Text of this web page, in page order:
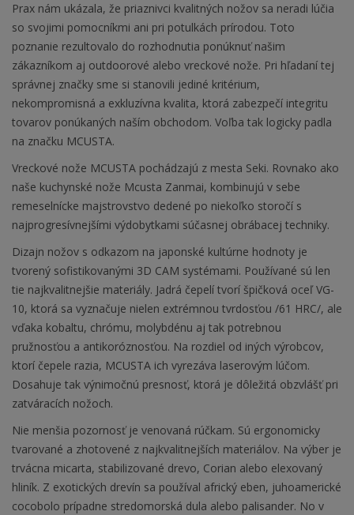
Prax nám ukázala, že priaznivci kvalitných nožov sa neradi lúčia
so svojimi pomocníkmi ani pri potulkách prírodou. Toto
poznanie rezultovalo do rozhodnutia ponúknuť našim
zákazníkom aj outdoorové alebo vreckové nože. Pri hľadaní tej
správnej značky sme si stanovili jediné kritérium,
nekompromisná a exkluzívna kvalita, ktorá zabezpečí integritu
tovarov ponúkaných naším obchodom. Voľba tak logicky padla
na značku MCUSTA.
Vreckové nože MCUSTA pochádzajú z mesta Seki. Rovnako ako
naše kuchynské nože Mcusta Zanmai, kombinujú v sebe
remeselnícke majstrovstvo dedené po niekoľko storočí s
najprogresívnejšími výdobytkami súčasnej obrábacej techniky.
Dizajn nožov s odkazom na japonské kultúrne hodnoty je
tvorený sofistikovanými 3D CAM systémami. Používané sú len
tie najkvalitnejšie materiály. Jadrá čepelí tvorí špičková oceľ VG-
10, ktorá sa vyznačuje nielen extrémnou tvrdosťou /61 HRC/, ale
vďaka kobaltu, chrómu, molybdénu aj tak potrebnou
pružnosťou a antikoróznosťou. Na rozdiel od iných výrobcov,
ktorí čepele razia, MCUSTA ich vyrezáva laserovým lúčom.
Dosahuje tak výnimočnú presnosť, ktorá je dôležitá obzvlášť pri
zatváracích nožoch.
Nie menšia pozornosť je venovaná rúčkam. Sú ergonomicky
tvarované a zhotovené z najkvalitnejších materiálov. Na výber je
trvácna micarta, stabilizované drevo, Corian alebo elexovaný
hliník. Z exotických drevín sa používal africký eben, juhoamerické
cocobolo prípadne stredomorská dula alebo palisander. No v